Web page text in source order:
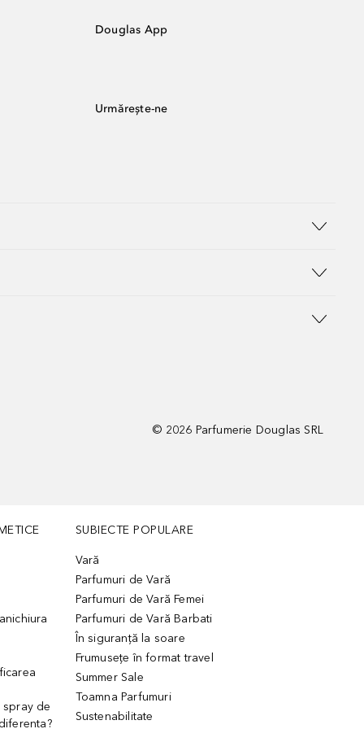
Douglas App
Urmărește-ne
© 2026 Parfumerie Douglas SRL
spray de
SUBIECTE POPULARE
Vară
Parfumuri de Vară
Parfumuri de Vară Femei
Parfumuri de Vară Barbati
În siguranță la soare
Frumusețe în format travel
Summer Sale
Toamna Parfumuri
Sustenabilitate